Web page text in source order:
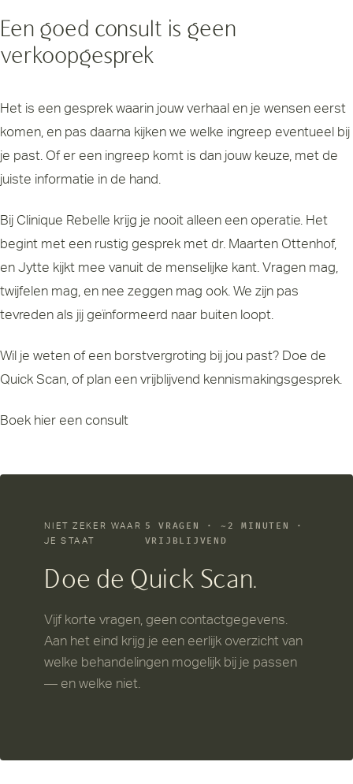
Een goed consult is geen
verkoopgesprek
Het is een gesprek waarin jouw verhaal en je wensen eerst
komen, en pas daarna kijken we welke ingreep eventueel bij
je past. Of er een ingreep komt is dan jouw keuze, met de
juiste informatie in de hand.
Bij Clinique Rebelle krijg je nooit alleen een operatie. Het
begint met een rustig gesprek met dr. Maarten Ottenhof,
en Jytte kijkt mee vanuit de menselijke kant. Vragen mag,
twijfelen mag, en nee zeggen mag ook. We zijn pas
tevreden als jij geïnformeerd naar buiten loopt.
Wil je weten of een borstvergroting bij jou past? Doe de
Quick Scan, of plan een vrijblijvend kennismakingsgesprek.
Boek hier een consult
NIET ZEKER WAAR
JE STAAT
5 VRAGEN · ~2 MINUTEN ·
VRIJBLIJVEND
Doe de Quick Scan.
Vijf korte vragen, geen contactgegevens.
Aan het eind krijg je een eerlijk overzicht van
welke behandelingen mogelijk bij je passen
— en welke niet.